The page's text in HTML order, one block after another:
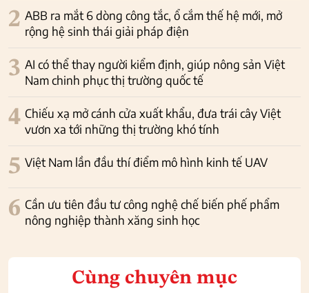
2 ABB ra mắt 6 dòng công tắc, ổ cắm thế hệ mới, mở
rộng hệ sinh thái giải pháp điện
3 AI có thể thay người kiểm định, giúp nông sản Việt
Nam chinh phục thị trường quốc tế
4 Chiếu xạ mở cánh cửa xuất khẩu, đưa trái cây Việt
vươn xa tới những thị trường khó tính
5 Việt Nam lần đầu thí điểm mô hình kinh tế UAV
6 Cần ưu tiên đầu tư công nghệ chế biến phế phẩm
nông nghiệp thành xăng sinh học
Cùng chuyên mục